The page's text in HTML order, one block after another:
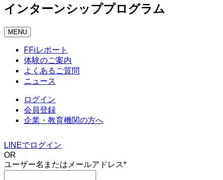
インターンシッププログラム
MENU
FFiレポート
体験のご案内
よくあるご質問
ニュース
ログイン
会員登録
企業・教育機関の方へ
LINEでログイン
OR
ユーザー名またはメールアドレス*